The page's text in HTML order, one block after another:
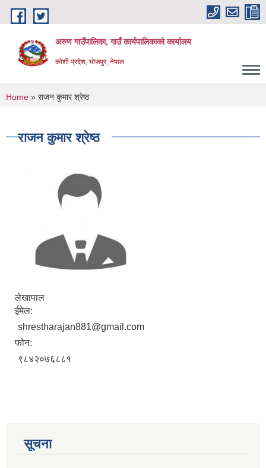
Skip to main content
अरुण गाउँपालिका, गाउँ कार्यपालिकाको कार्यालय
कोशी प्रदेश, भोजपुर, नेपाल
You are here
Home » राजन कुमार श्रेष्ठ
राजन कुमार श्रेष्ठ
लेखापाल
ईमेल:
shrestharajan881@gmail.com
फोन:
९८४२०७६८८१
सूचना